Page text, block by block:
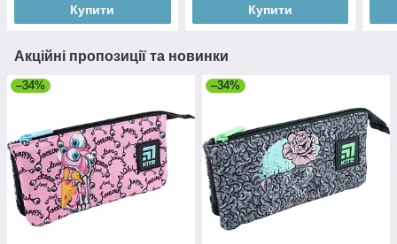
Купити Купити
Акційні пропозиції та новинки
–34% –34%